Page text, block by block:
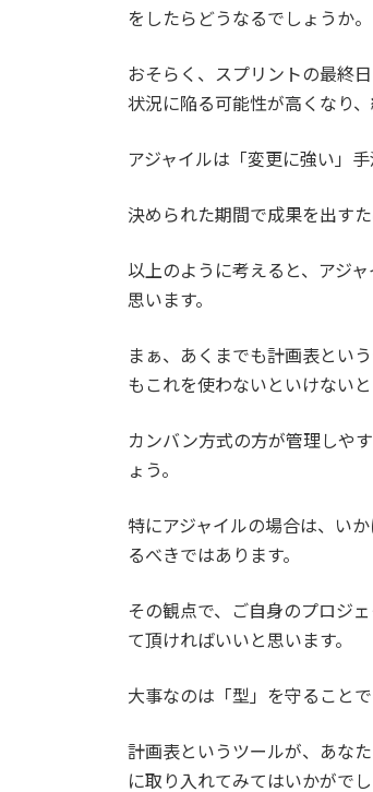
をしたらどうなるでしょうか。
おそらく、スプリントの最終
状況に陥る可能性が高くなり
アジャイルは「変更に強い」
決められた期間で成果を出す
以上のように考えると、アジ
思います。
まぁ、あくまでも計画表とい
もこれを使わないといけない
カンバン方式の方が管理しや
ょう。
特にアジャイルの場合は、い
るべきではあります。
その観点で、ご自身のプロジ
て頂ければいいと思います。
大事なのは「型」を守ること
計画表というツールが、あな
に取り入れてみてはいかがでし